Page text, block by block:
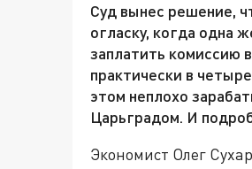
Суд вынес решение,
огласку, когда одна
заплатить комиссию
практически в
этом неплохо
Царьградом. И
Экономист Олег